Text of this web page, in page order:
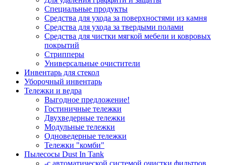
Специальные продукты
Средства для ухода за поверхностями из камня
Средства для ухода за твердыми полами
Средства для чистки мягкой мебели и ковровых
покрытий
Стрипперы
Универсальные очистители
Инвентарь для стекол
Уборочный инвентарь
Тележки и ведра
Выгодное предложение!
Гостиничные тележки
Двухведерные тележки
Модульные тележки
Одноведерные тележки
Тележки "комби"
Пылесосы Dust In Tank
-с автоматической системой очистки фильтров